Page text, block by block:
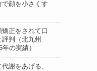
で顔を小さくす
矯正をされて口
判（北九州
の実績）
謝をあげる、